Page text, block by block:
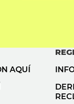
AQUÍ